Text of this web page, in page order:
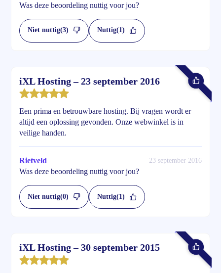
Was deze beoordeling nuttig voor jou?
Niet nuttig(3) Nuttig(1)
iXL Hosting – 23 september 2016
Een prima en betrouwbare hosting. Bij vragen wordt er
altijd een oplossing gevonden. Onze webwinkel is in
veilige handen.
Rietveld 23 september 2016
Was deze beoordeling nuttig voor jou?
Niet nuttig(0) Nuttig(1)
iXL Hosting – 30 september 2015